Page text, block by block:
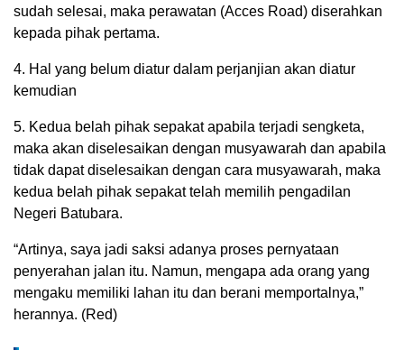
sudah selesai, maka perawatan (Acces Road) diserahkan
kepada pihak pertama.
4. Hal yang belum diatur dalam perjanjian akan diatur
kemudian
5. Kedua belah pihak sepakat apabila terjadi sengketa,
maka akan diselesaikan dengan musyawarah dan apabila
tidak dapat diselesaikan dengan cara musyawarah, maka
kedua belah pihak sepakat telah memilih pengadilan
Negeri Batubara.
“Artinya, saya jadi saksi adanya proses pernyataan
penyerahan jalan itu. Namun, mengapa ada orang yang
mengaku memiliki lahan itu dan berani memportalnya,”
herannya. (Red)